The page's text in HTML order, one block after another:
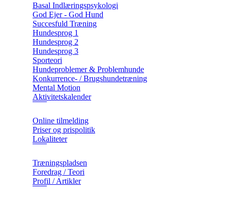
Basal Indlæringspsykologi
God Ejer - God Hund
Succesfuld Træning
Hundesprog 1
Hundesprog 2
Hundesprog 3
Sporteori
Hundeproblemer & Problemhunde
Konkurrence- / Brugshundetræning
Mental Motion
Aktivitetskalender
Online tilmelding
Priser og prispolitik
Lokaliteter
Træningspladsen
Foredrag / Teori
Profil / Artikler